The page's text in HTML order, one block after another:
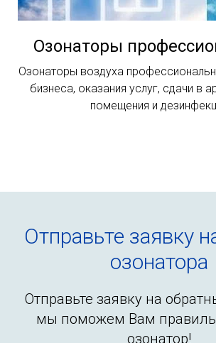
Озонаторы
Озонаторы воздуха
бизнеса, оказания услуг, сдачи в
помещения и
Отправьте заявку
озонатора
Отправьте заявку на
мы поможем Вам
озонатор!